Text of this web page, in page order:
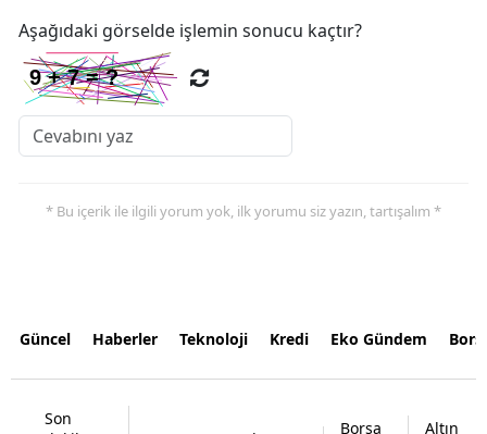
Aşağıdaki görselde işlemin sonucu kaçtır?
* Bu içerik ile ilgili yorum yok, ilk yorumu siz yazın, tartışalım *
Güncel Haberler Teknoloji Kredi Eko Gündem
Son
Borsa Altın